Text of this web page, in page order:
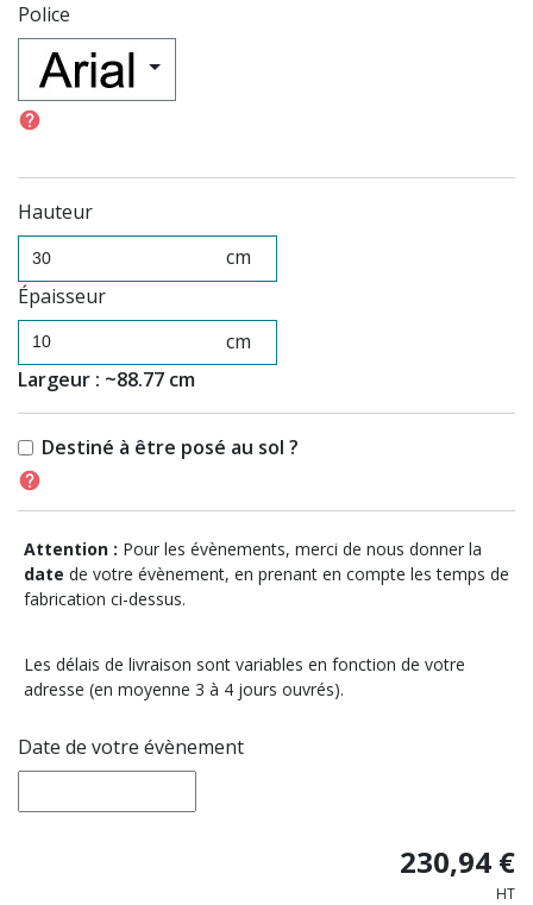
Police
help
Hauteur
cm
Épaisseur
cm
Largeur : ~88.77 cm
Destiné à être posé au sol ?
help
Attention : Pour les évènements, merci de nous donner la
date de votre évènement, en prenant en compte les temps de
fabrication ci-dessus.
Les délais de livraison sont variables en fonction de votre
adresse (en moyenne 3 à 4 jours ouvrés).
Date de votre évènement
230,94 €
HT